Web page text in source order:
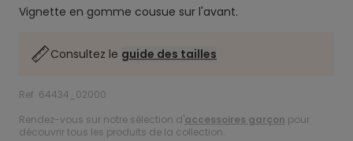
Vignette en gomme cousue sur l'avant.
Consultez le guide des tailles
Ref. 64434_02000
Rendez-vous sur notre sélection d'accessoires garçon pour
découvrir tous les produits de la collection.